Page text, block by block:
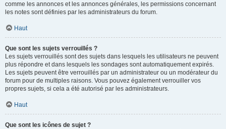
comme les annonces et les annonces générales, les permissions concernant
les notes sont définies par les administrateurs du forum.
Haut
Que sont les sujets verrouillés ?
Les sujets verrouillés sont des sujets dans lesquels les utilisateurs ne peuvent
plus répondre et dans lesquels les sondages sont automatiquement expirés.
Les sujets peuvent être verrouillés par un administrateur ou un modérateur du
forum pour de multiples raisons. Vous pouvez également verrouiller vos
propres sujets, si cela a été autorisé par les administrateurs.
Haut
Que sont les icônes de sujet ?